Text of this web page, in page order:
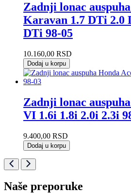
Zadnji lonac
Karavan 1.7 DTi 2.0
DTi 98-05
10.160,00 RSD
Dodaj u korpu
Zadnji lonac
VI 1.6i 1.8i 2.0i 2.3i
9.400,00 RSD
Dodaj u korpu
Naše preporuke